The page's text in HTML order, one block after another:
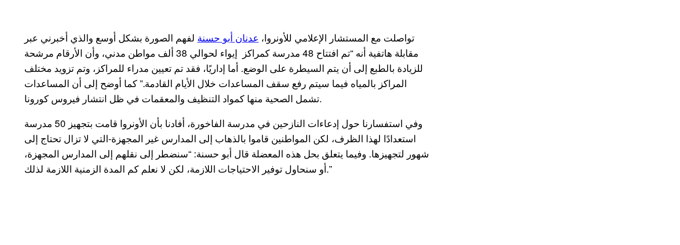
تواصلت مع المستشار الإعلامي للأونروا، عدنان أبو حسنة لفهم الصورة بشكل أوسع والذي أخبرني عبر
مقابلة هاتفية أنه “تم افتتاح 48 مدرسة كمراكز إيواء لحوالي 38 ألف مواطن مدني، وأن الأرقام مرشحة
للزيادة بالطبع إلى أن يتم السيطرة على الوضع. أما إداريًا، فقد تم تعيين مدراء للمراكز، وتم تزويد مختلف
المراكز بالمياه فيما سيتم رفع سقف المساعدات خلال الأيام القادمة.” كما أوضح إلى أن المساعدات
تشمل الصحية منها كمواد التنظيف والمعقمات في ظل انتشار فيروس كورونا.
وفي استفسارنا حول إدعاءات النازحين في مدرسة الفاخورة، أفادنا بأن الأونروا قامت بتجهيز 50 مدرسة
استعدادًا لهذا الظرف، لكن المواطنين قاموا بالذهاب إلى المدارس غير المجهزة-التي لا تزال تحتاج إلى
شهور لتجهيزها. وفيما يتعلق بحل هذه المعضلة قال أبو حسنة: “سنضطر إلى نقلهم إلى المدارس المجهزة،
أو سنحاول توفير الاحتياجات اللازمة، لكن لا نعلم كم المدة الزمنية اللازمة لذلك.”